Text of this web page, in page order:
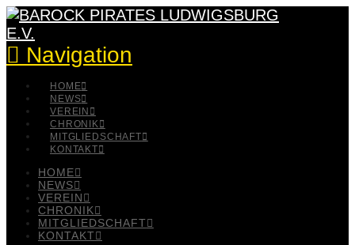
Navigation
HOME
NEWS
VEREIN
CHRONIK
MITGLIEDSCHAFT
KONTAKT
HOME
NEWS
VEREIN
CHRONIK
MITGLIEDSCHAFT
KONTAKT